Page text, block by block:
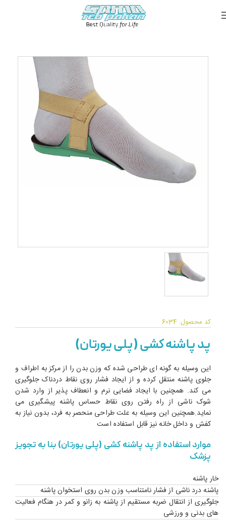
پد پاشنه کشی (پلی یورتان)
کد محصول: 6034
پد پاشنه کشی (پلی یورتان)
این وسیله به گونه ای طراحی شده که وزن بدن را از مرکز به اطراف و
جلوی پاشنه منتقل کرده و از ایجاد فشار روی نقاط دردناک جلوگیری
می کند. همچنین با ایجاد فضایی نرم و انعطاف پذیر از وارد شدن
شوک ناشی از راه رفتن روی نقاط حساس پاشنه پیشگیری می
نماید.همچنین این وسیله به علت طراحی منحصر به فرد، بدون نیاز به
کفش و داخل خانه نیز قابل استفاده است
موارد استفاده از پد پاشنه کشی (پلی یورتان) بنا به تجویز
پزشک
خار پاشنه
پاشنه درد ناشی از فشار نامتناسب وزن بدن روی استخوان پاشنه
جلوگیری از انتقال ضربه مستقیم از پاشنه به زانو و کمر در هنگام فعالیت
های بدنی و ورزشی